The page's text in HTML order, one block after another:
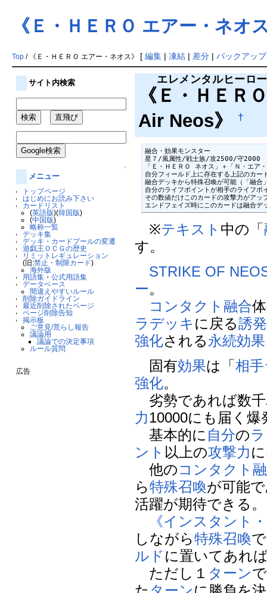
《Ｅ・ＨＥＲＯ エアー・ネオ
Top/ 《Ｅ・ＨＥＲＯ エアー・ネオス》 [ 編集| 凍結| 差分| バックアップ
サイト内検索
↑
メニュー
トップページ
はじめにお読み下さい
カードリスト
(英語版)(韓国版)
(中国版)
略称一覧
デッキ集
デッキ・カードプールの変遷
遊戯王ＯＣＧの歴史
リミットレギュレーション
(旧:禁止・制限カード)
海外版
用語集 ・公式用語集
データベース
間違えやすいルール
削除ガイドライン
最近削除されたページ
ページ削除告知
掲示板
ご意見/荒らし報告
議論用
議論での決定事項
ルール質問
広告
《 Ｅ・ＨＥＲＯ
エレメンタルヒーロー
Air Neos》 †
融合・効果モンスター
星７/風属性/戦士族/攻2500/守2000
「Ｅ・ＨＥＲＯ ネオス」＋「Ｎ・エア
自分フィールド上に存在する上記のカー
融合デッキから特殊召喚が可能（「融合
自分のライフポイントが相手のライフポ
その数値だけこのカードの攻撃力がアッ
エンドフェイズ時にこのカードは融合デ
※テキスト 中の「
す。
STRIKE OF
ー。
コンタクト融合
ラデッキ に戻る誘
強化される永続効果
固有効果は「相手
強化。
劣勢であれば数
力10000にも届く爆
基本的に 自分の
ント 以上の攻撃力
他のコンタクト
ら特殊召喚が可能
活躍が期待できる。
《インスタント
しながら特殊召喚
ルド に置いてあれ
ただし１ ターンで